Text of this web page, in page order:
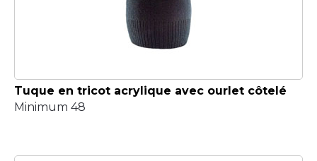
Tuque en tricot acrylique avec ourlet côtelé
Minimum 48